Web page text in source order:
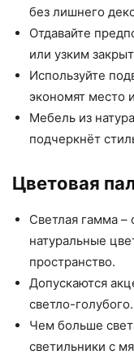
без лишнего
Отдавайте
или узким
Используйте
экономят место
Мебель из
подчеркнёт
Цветовая
Светлая гамма –
натуральные
пространство.
Допускаются
светло-голубого.
Чем больше
светильники с